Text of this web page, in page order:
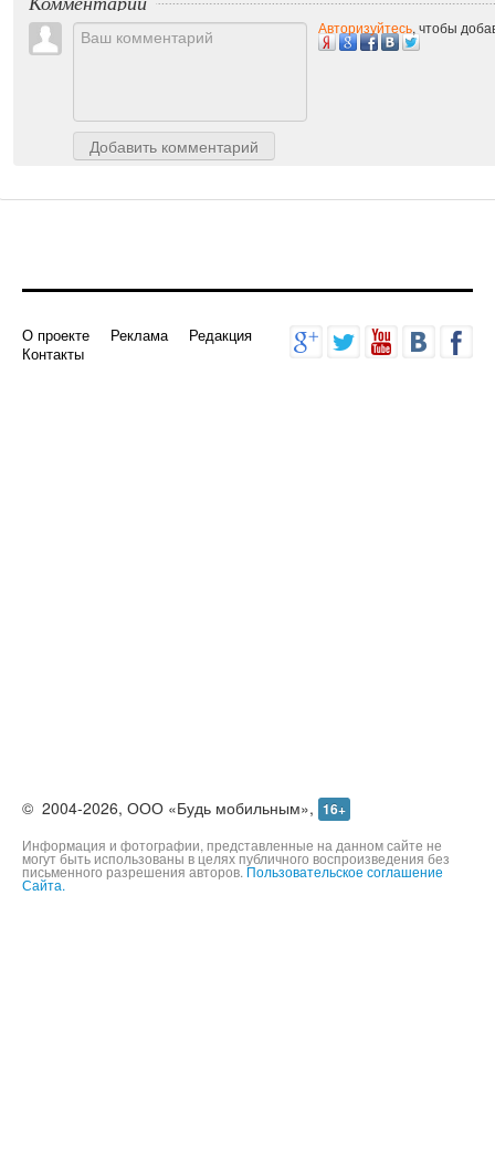
Комментарии
©2004-2026,ООО «Будь мобильным», 16+
Информация и фотографии, представленные на данном сайте не
могут быть использованы в целях публичного воспроизведения без